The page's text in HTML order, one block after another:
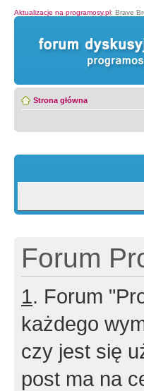
Aktualizacje na programosy.pl: Brave
Strona główna
Forum
1. Forum
każdego
czy jest się
post ma na